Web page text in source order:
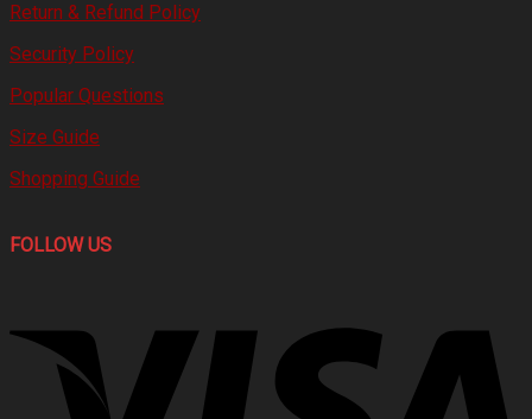
Return & Refund Policy
Security Policy
Popular Questions
Size Guide
Shopping Guide
FOLLOW US